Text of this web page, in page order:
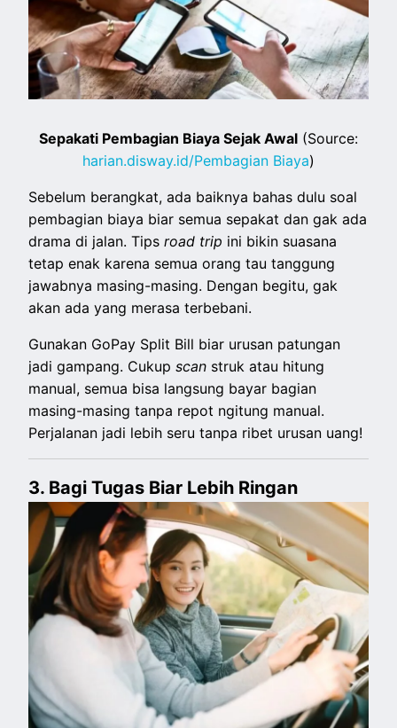
Sepakati Pembagian Biaya Sejak Awal (Source:
harian.disway.id/Pembagian Biaya)
Sebelum berangkat, ada baiknya bahas dulu soal
pembagian biaya biar semua sepakat dan gak ada
drama di jalan. Tipsroad trip ini bikin suasana
tetap enak karena semua orang tau tanggung
jawabnya masing-masing. Dengan begitu, gak
akan ada yang merasa terbebani.
Gunakan GoPay Split Bill biar urusan patungan
jadi gampang. Cukupscan struk atau hitung
manual, semua bisa langsung bayar bagian
masing-masing tanpa repot ngitung manual.
Perjalanan jadi lebih seru tanpa ribet urusan uang!
3. Bagi Tugas Biar Lebih Ringan